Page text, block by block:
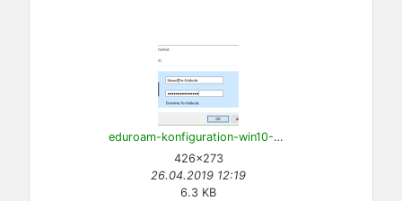
eduroam-konfiguration-win10-9.png
426×273
26.04.2019 12:19
6.3 KB